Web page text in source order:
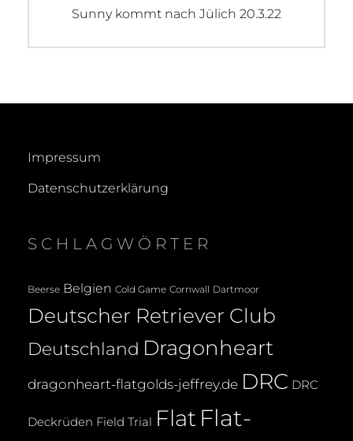
Previous
Sunny kommt nach Jülich 20.3.22
Impressum
Datenschutzerklärung
SCHLAGWÖRTER
Beerse Belgien Cold Game Cornwall Dartmoor
Deutscher Retriever Club
Deutschland Dragonheart
dragonheart-flatgolds-jeffrey.de DRC DRC
Deckrüden Field Trial Flat Flat-